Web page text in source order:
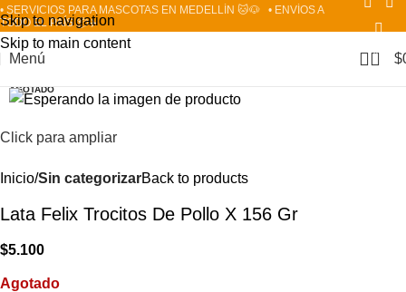
Skip to navigation
Skip to main content
• SERVICIOS PARA MASCOTAS EN MEDELLÍN 🐱🐶
• ENVÍOS A
TODO EL PAÍS 📦✈️
Menú 0 $
AGOTADO
Click para ampliar
Inicio Sin categorizarBack to products
Lata Felix Trocitos De Pollo X 156 Gr
$5.100
Agotado